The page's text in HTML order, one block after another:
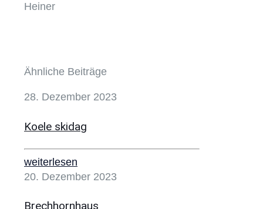
Heiner
Ähnliche Beiträge
28. Dezember 2023
Koele skidag
weiterlesen
20. Dezember 2023
Brechhornhaus